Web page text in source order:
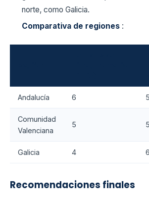
norte, como Galicia.
Comparativa de regiones :
Andalucía 6 5
Comunidad
Valenciana
5
Galicia 4 6
Recomendaciones finales